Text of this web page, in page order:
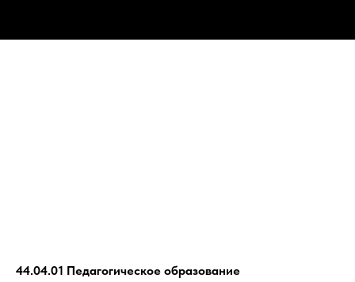
44.04.01 Педагогическое образование